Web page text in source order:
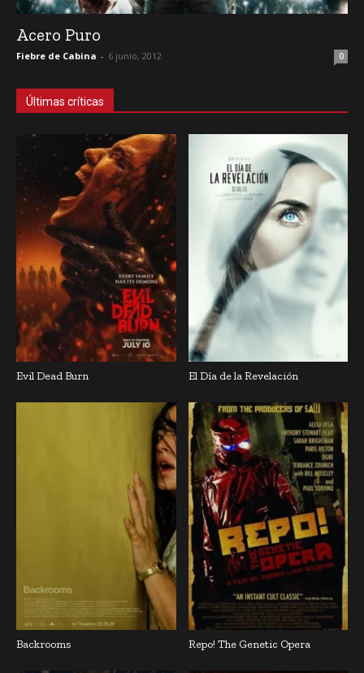
Acero Puro
Fiebre de Cabina - 6 junio, 2012 0
Últimas críticas
Evil Dead Burn El Día de la Revelación
Backrooms Repo! The Genetic Opera